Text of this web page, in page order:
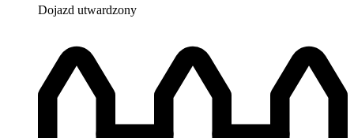
Dojazd utwardzony